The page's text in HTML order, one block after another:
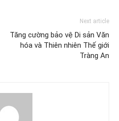
Next article
Tăng cường bảo vệ Di sản Văn
hóa và Thiên nhiên Thế giới
Tràng An